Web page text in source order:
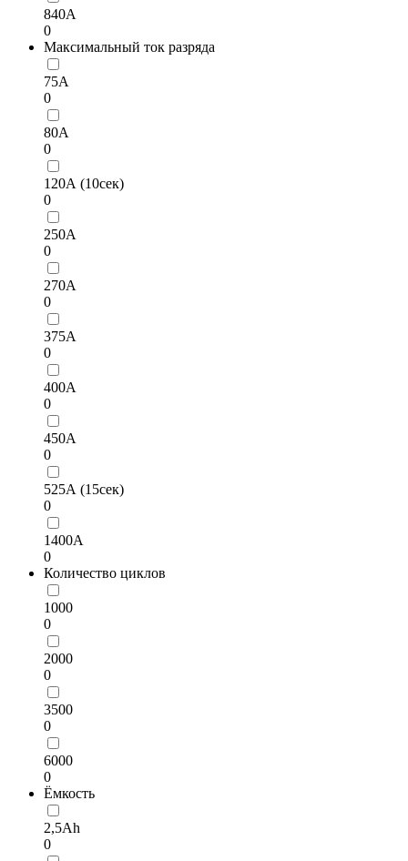
840A
0
Максимальный ток разряда
75А
0
80А
0
120А (10сек)
0
250А
0
270А
0
375А
0
400А
0
450А
0
525А (15сек)
0
1400А
0
Количество циклов
1000
0
2000
0
3500
0
6000
0
Ёмкость
2,5Ah
0